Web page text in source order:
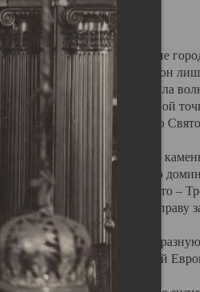
чем другие губернские
в результате которых он
Архангельску ударила
конце 20 –х годов. Отправной
- ансамбля кафедрального
величественный
и градостроительную
Вплоть до разрушения Свято –
строений Архангельска, по
картине Архангельска.
в себе яркую и
течениями России, Западной